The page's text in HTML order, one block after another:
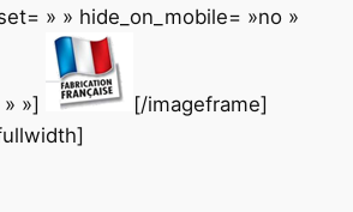
» » hide_on_mobile= »no »
»]
[/imageframe]